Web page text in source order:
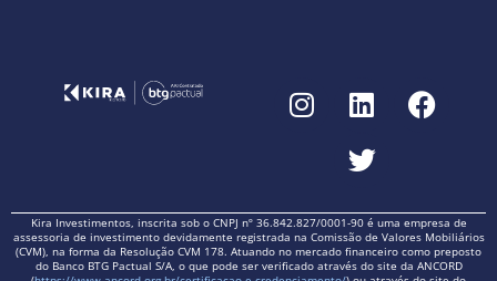
Kira Investimentos, inscrita sob o CNPJ nº 36.842.827/0001-90 é uma empresa de
assessoria de investimento devidamente registrada na Comissão de Valores Mobiliários
(CVM), na forma da Resolução CVM 178. Atuando no mercado financeiro como preposto
do Banco BTG Pactual S/A, o que pode ser verificado através do site da ANCORD